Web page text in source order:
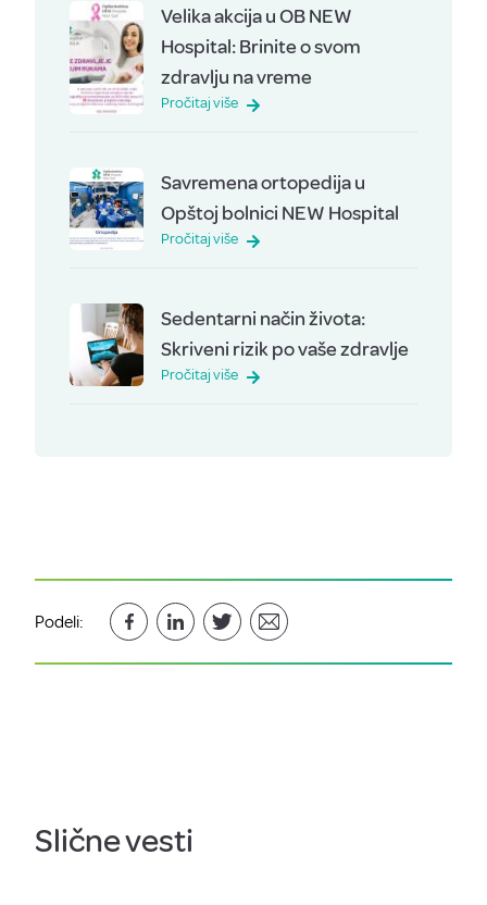
Velika akcija u OB NEW
Hospital: Brinite o svom
zdravlju na vreme
Pročitaj više
Savremena ortopedija u
Opštoj bolnici NEW Hospital
Pročitaj više
Sedentarni način života:
Skriveni rizik po vaše zdravlje
Pročitaj više
Podeli:
Slične vesti